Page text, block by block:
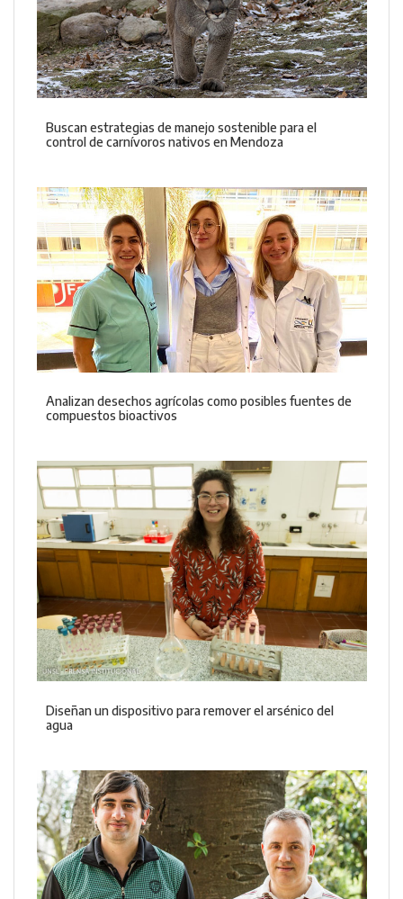
Buscan estrategias de manejo sostenible para el
control de carnívoros nativos en Mendoza
Analizan desechos agrícolas como posibles fuentes de
compuestos bioactivos
Diseñan un dispositivo para remover el arsénico del
agua